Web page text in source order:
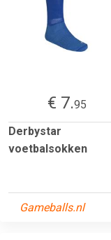
€ 7.95
Derbystar
voetbalsokken
Gameballs.nl